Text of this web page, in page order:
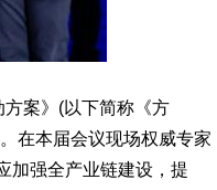
案》(以下简称《方
在本届会议现场权威专家
加强全产业链建设，提